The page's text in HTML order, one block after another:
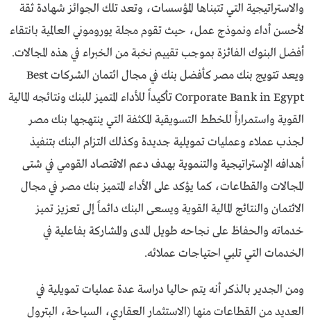
والاستراتيجية التي تتبناها المؤسسات، وتعد تلك الجوائز شهادة ثقة
لأحسن أداء ونموذج عمل، حيث تقوم مجلة يوروموني العالمية بانتقاء
أفضل البنوك الفائزة بموجب تقييم نخبة من الخبراء في هذه المجالات.
ويعد تتويج بنك مصر كأفضل بنك في مجال ائتمان الشركات Best
Corporate Bank in Egypt تأكيداً للأداء المتميز للبنك ونتائجه المالية
القوية واستمراراً للخطط التسويقية المكثفة التي ينتهجها بنك مصر
لجذب عملاء وعمليات تمويلية جديدة وكذلك التزام البنك بتنفيذ
أهدافه الإستراتيجية والتنموية بهدف دعم الاقتصاد القومي في شتى
المجالات والقطاعات، كما يؤكد على الأداء المتميز بنك مصر في مجال
الائتمان والنتائج المالية القوية ويسعى البنك دائماً إلى تعزيز تميز
خدماته والحفاظ على نجاحه طويل المدى والمشاركة بفاعلية في
الخدمات التي تلبي احتياجات عملائه.
ومن الجدير بالذكر أنه يتم حاليا دراسة عدة عمليات تمويلية في
العديد من القطاعات منها (الاستثمار العقاري، السياحة، البترول